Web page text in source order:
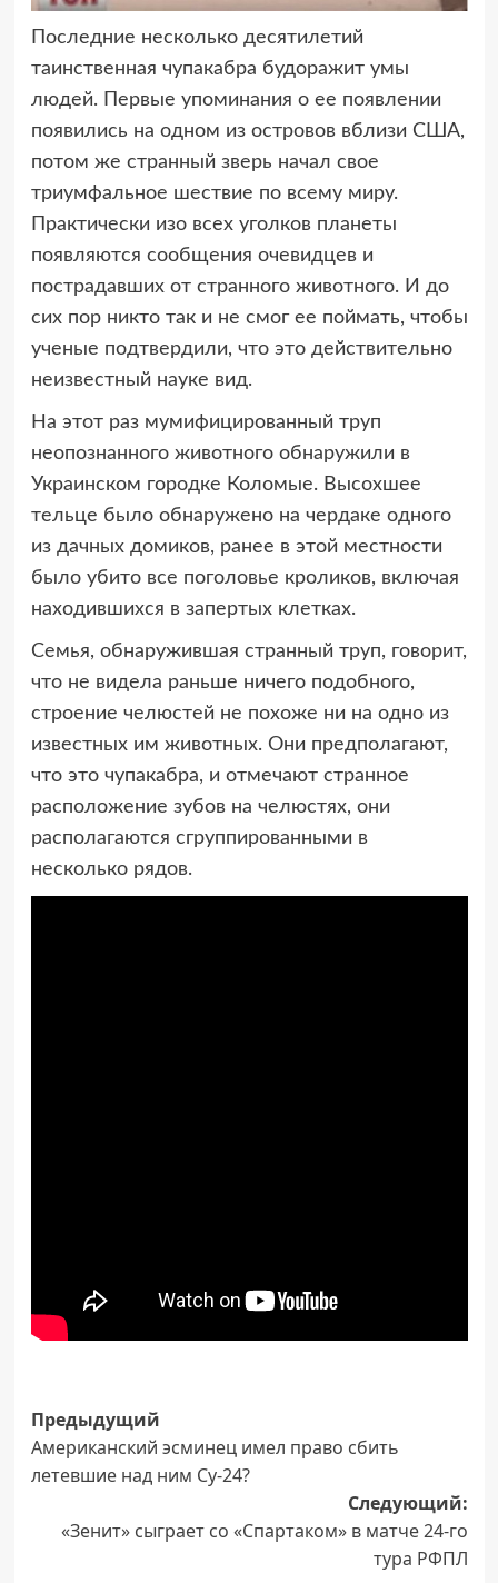
Последние несколько десятилетий
таинственная чупакабра будоражит умы
людей. Первые упоминания о ее появлении
появились на одном из островов вблизи США,
потом же странный зверь начал свое
триумфальное шествие по всему миру.
Практически изо всех уголков планеты
появляются сообщения очевидцев и
пострадавших от странного животного. И до
сих пор никто так и не смог ее поймать, чтобы
ученые подтвердили, что это действительно
неизвестный науке вид.
На этот раз мумифицированный труп
неопознанного животного обнаружили в
Украинском городке Коломые. Высохшее
тельце было обнаружено на чердаке одного
из дачных домиков, ранее в этой местности
было убито все поголовье кроликов, включая
находившихся в запертых клетках.
Семья, обнаружившая странный труп, говорит,
что не видела раньше ничего подобного,
строение челюстей не похоже ни на одно из
известных им животных. Они предполагают,
что это чупакабра, и отмечают странное
расположение зубов на челюстях, они
располагаются сгруппированными в
несколько рядов.
Навигация
записи
Предыдущий
Американский эсминец имел право сбить
летевшие над ним Су-24?
Следующий:
«Зенит» сыграет со «Спартаком» в матче 24-го
тура РФПЛ